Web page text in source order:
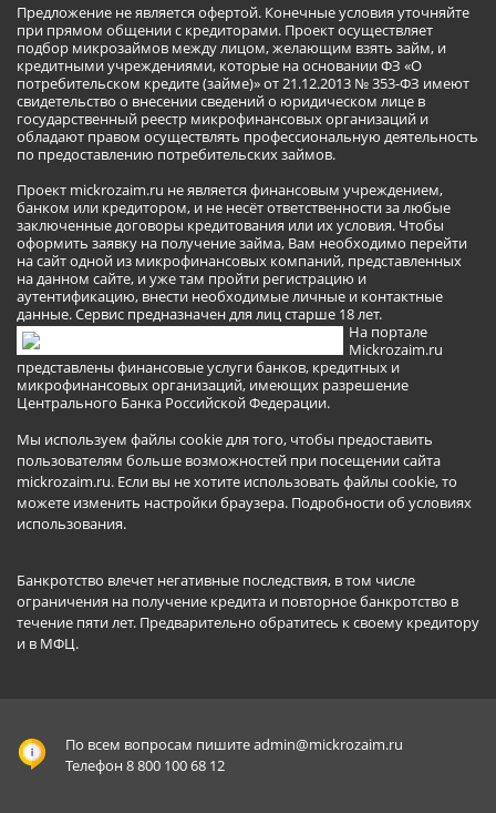
Предложение не является офертой. Конечные условия уточняйте
при прямом общении с кредиторами. Проект осуществляет
подбор микрозаймов между лицом, желающим взять займ, и
кредитными учреждениями, которые на основании ФЗ «О
потребительском кредите (займе)» от 21.12.2013 № 353-ФЗ имеют
свидетельство о внесении сведений о юридическом лице в
государственный реестр микрофинансовых организаций и
обладают правом осуществлять профессиональную деятельность
по предоставлению потребительских займов.
Проект mickrozaim.ru не является финансовым учреждением,
банком или кредитором, и не несёт ответственности за любые
заключенные договоры кредитования или их условия. Чтобы
оформить заявку на получение займа, Вам необходимо перейти
на сайт одной из микрофинансовых компаний, представленных
на данном сайте, и уже там пройти регистрацию и
аутентификацию, внести необходимые личные и контактные
данные. Сервис предназначен для лиц старше 18 лет.
На портале
Mickrozaim.ru
представлены финансовые услуги банков, кредитных и
микрофинансовых организаций, имеющих разрешение
Центрального Банка Российской Федерации.
Мы используем файлы cookie для того, чтобы предоставить
пользователям больше возможностей при посещении сайта
mickrozaim.ru. Если вы не хотите использовать файлы cookie, то
можете изменить настройки браузера. Подробности об условиях
использования.
Банкротство влечет негативные последствия, в том числе
ограничения на получение кредита и повторное банкротство в
течение пяти лет. Предварительно обратитесь к своему кредитору
и в МФЦ.
По всем вопросам пишитеadmin@mickrozaim.ru
Телефон 8 800 100 68 12